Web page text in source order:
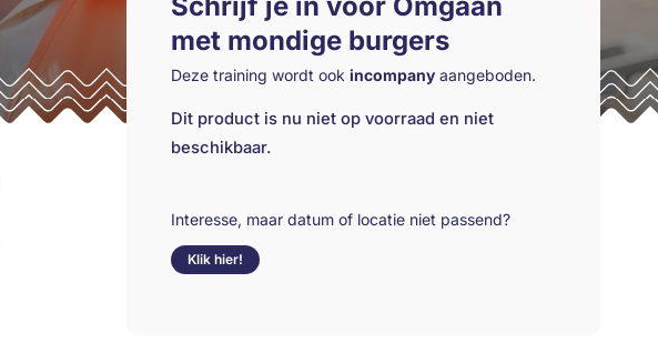
met mondige burgers
Deze training wordt ook incompanyaangeboden.
Dit product is nu niet op voorraad en niet
beschikbaar.
Interesse, maar datum of locatie niet passend?
Klik hier!